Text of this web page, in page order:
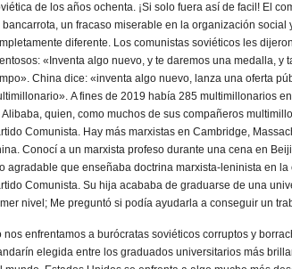
de los años ochenta. ¡Si solo fuera así de facil! El
bancarrota, un fracaso miserable en la organización social
diferente. Los comunistas soviéticos les
«Inventa algo nuevo, y te daremos una medalla, y
China dice: «inventa algo nuevo, lanza una oferta
A fines de 2019 había 285 multimillonarios
Alibaba, quien, como muchos de sus compañeros
Comunista. Hay más marxistas en Cambridge,
Conocí a un marxista profeso durante una cena en
agradable que enseñaba doctrina marxista-leninista en la
Comunista. Su hija acababa de graduarse de una
nivel; Me preguntó si podía ayudarla a conseguir un
nos enfrentamos a burócratas soviéticos corruptos y
elegida entre los graduados universitarios más